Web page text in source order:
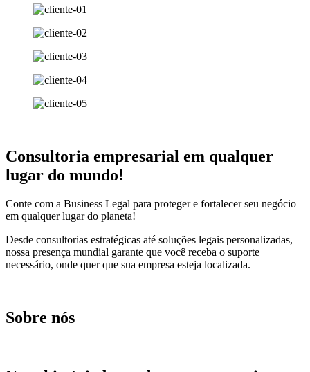
Consultoria empresarial em qualquer
lugar do mundo!
Conte com a Business Legal para proteger e fortalecer seu negócio
em qualquer lugar do planeta!
Desde consultorias estratégicas até soluções legais personalizadas,
nossa presença mundial garante que você receba o suporte
necessário, onde quer que sua empresa esteja localizada.
Sobre nós